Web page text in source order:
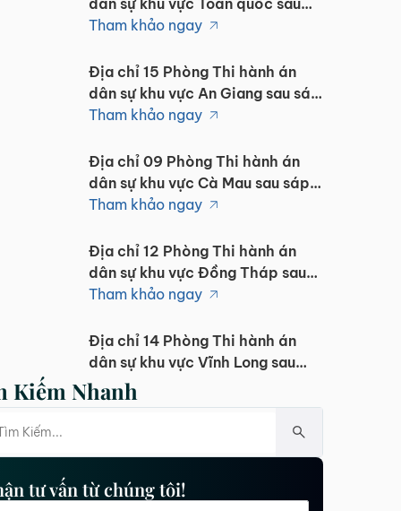
dân sự khu vực Toàn quốc sau
sáp nhập 1/7/2025
Tham khảo ngay
Địa chỉ 15 Phòng Thi hành án
dân sự khu vực An Giang sau sáp
nhập 1/7/2025
Tham khảo ngay
Địa chỉ 09 Phòng Thi hành án
dân sự khu vực Cà Mau sau sáp
nhập 1/7/2025
Tham khảo ngay
Địa chỉ 12 Phòng Thi hành án
dân sự khu vực Đồng Tháp sau
sáp nhập 1/7/2025
Tham khảo ngay
Địa chỉ 14 Phòng Thi hành án
dân sự khu vực Vĩnh Long sau
sáp nhập 1/7/2025
Tham khảo ngay
Địa chỉ 12 Phòng Thi hành án
dân sự khu vực Tây Ninh sau sáp
Kiếm Nhanh
tư vấn từ chúng tôi!